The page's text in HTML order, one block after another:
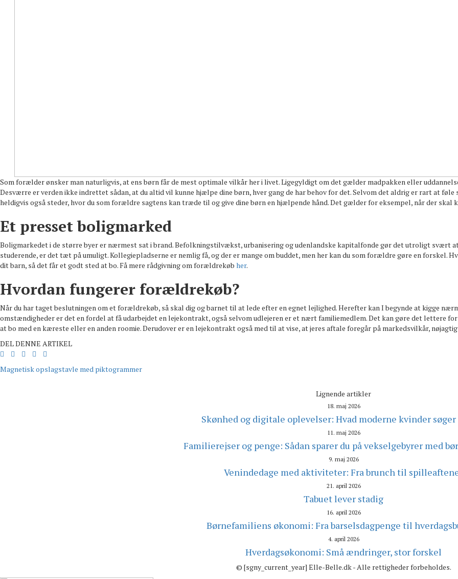
Som forælder ønsker man naturligvis, at ens børn får de mest optimale vilkår her i livet. Ligegyldigt om det gælder madpakken eller
Desværre er verden ikke indrettet sådan, at du altid vil kunne hjælpe dine børn, hver gang de har behov for det. Selvom det aldrig er rart at
heldigvis også steder, hvor du som forældre sagtens kan træde til og give dine børn en hjælpende hånd. Det gælder for eksempel, når der skal
Et presset boligmarked
Boligmarkedet i de større byer er nærmest sat i brand. Befolkningstilvækst, urbanisering og udenlandske kapitalfonde gør det utroligt svært
studerende, er det tæt på umuligt. Kollegiepladserne er nemlig få, og der er mange om buddet, men her kan du som forældre gøre en forskel.
dit barn, så det får et godt sted at bo. Få mere rådgivning om forældrekøb her.
Hvordan fungerer forældrekøb?
Når du har taget beslutningen om et forældrekøb, så skal dig og barnet til at lede efter en egnet lejlighed. Herefter kan I begynde at kigge
omstændigheder er det en fordel at få udarbejdet en lejekontrakt, også selvom udlejeren er et nært familiemedlem. Det kan gøre det lettere
at bo med en kæreste eller en anden roomie. Derudover er en lejekontrakt også med til at vise, at jeres aftale foregår på markedsvilkår,
DEL DENNE ARTIKEL
Magnetisk opslagstavle med piktogrammer
Lignende artikler
18. maj 2026
Skønhed og digitale oplevelser: Hvad moderne kvinder
11. maj 2026
Familierejser og penge: Sådan sparer du på vekselgebyrer med
9. maj 2026
Venindedage med aktiviteter: Fra brunch til
21. april 2026
Tabuet lever stadig
16. april 2026
Børnefamiliens økonomi: Fra barselsdagpenge til
4. april 2026
Hverdagsøkonomi: Små ændringer, stor forskel
© [sgny_current_year] Elle-Belle.dk - Alle rettigheder forbeholdes.